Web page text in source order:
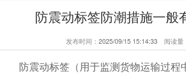
载
新
防震动标签防潮措施一般
发布时间： 2025/09/15 15:14:33 阅读量
防震动标签（用于监测货物运输过程